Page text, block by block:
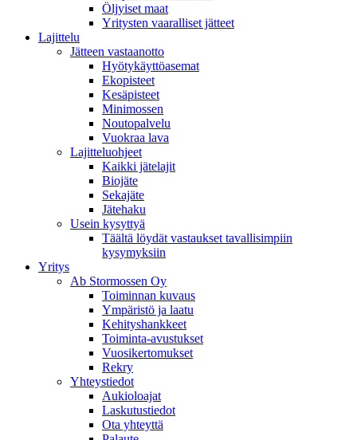
Öljyiset maat
Yritysten vaaralliset jätteet
Lajittelu
Jätteen vastaanotto
Hyötykäyttöasemat
Ekopisteet
Kesäpisteet
Minimossen
Noutopalvelu
Vuokraa lava
Lajitteluohjeet
Kaikki jätelajit
Biojäte
Sekajäte
Jätehaku
Usein kysyttyä
Täältä löydät vastaukset tavallisimpiin
kysymyksiin
Yritys
Ab Stormossen Oy
Toiminnan kuvaus
Ympäristö ja laatu
Kehityshankkeet
Toiminta-avustukset
Vuosikertomukset
Rekry
Yhteystiedot
Aukioloajat
Laskutustiedot
Ota yhteyttä